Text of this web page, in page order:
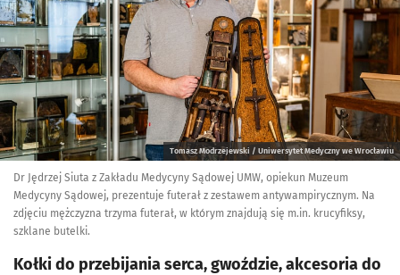
Tomasz Modrzejewski / Uniwersytet Medyczny we Wrocławiu
Dr Jędrzej Siuta z Zakładu Medycyny Sądowej UMW, opiekun Muzeum
Medycyny Sądowej, prezentuje futerał z zestawem antywampirycznym. Na
zdjęciu mężczyzna trzyma futerał, w którym znajdują się m.in. krucyfiksy,
szklane butelki.
Kołki do przebijania serca, gwoździe, akcesoria do